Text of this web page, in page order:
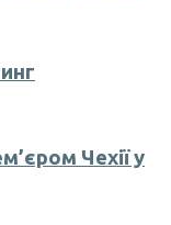
Чехії у